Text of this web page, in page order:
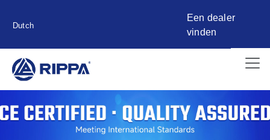
Dutch
Een dealer
vinden